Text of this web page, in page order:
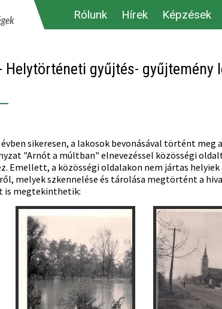
Rólunk Hírek Képzések
Helytörténeti gyűjtés- gyűjtemény
évben sikeresen, a lakosok bevonásával történt
"Arnót a múltban" elnevezéssel közösségi
Emellett, a közösségi oldalakon nem jártas
melyek szkennelése és tárolása megtörtént a
megtekinthetik: